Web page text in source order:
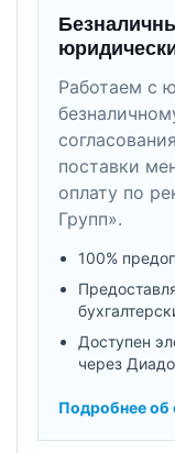
Работаем с
поставки
оплату по
Групп».
100%
Доступен
через
Подробнее об